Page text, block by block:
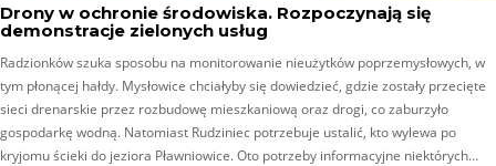
Drony w ochronie środowiska. Rozpoczynają się
demonstracje zielonych usług
Radzionków szuka sposobu na monitorowanie nieużytków poprzemysłowych, w
tym płonącej hałdy. Mysłowice chciałyby się dowiedzieć, gdzie zostały przecięte
sieci drenarskie przez rozbudowę mieszkaniową oraz drogi, co zaburzyło
gospodarkę wodną. Natomiast Rudziniec potrzebuje ustalić, kto wylewa po
kryjomu ścieki do jeziora Pławniowice. Oto potrzeby informacyjne niektórych…